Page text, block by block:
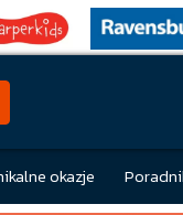
okazje